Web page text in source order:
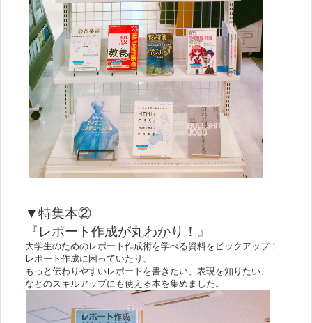
▼特集本②
『レポート作成が丸わかり！』
大学生のためのレポート作成術を学べる資料をピックアップ！
レポート作成に困っていたり、
もっと伝わりやすいレポートを書きたい、表現を知りたい、
などのスキルアップにも使える本を集めました。